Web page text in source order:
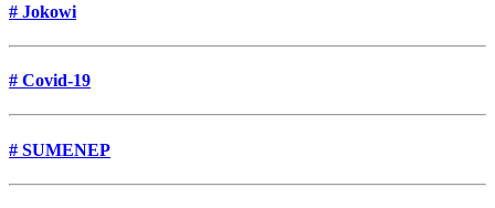
# Jokowi
# Covid-19
# SUMENEP